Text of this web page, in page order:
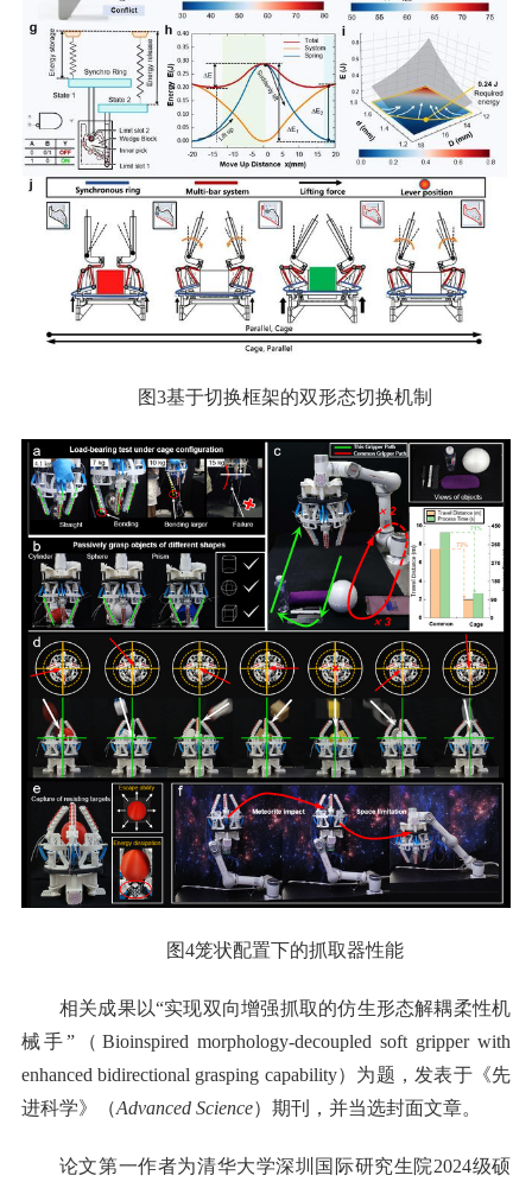
图3基于切换框架的双形态切换机制
图4笼状配置下的抓取器性能
相关成果以“实现双向增强抓取的仿生形态解耦柔性机
械手”（Bioinspired morphology-decoupled soft gripper with
enhanced bidirectional grasping capability）为题，发表于《先
进科学》（Advanced Science）期刊，并当选封面文章。
论文第一作者为清华大学深圳国际研究生院2024级硕